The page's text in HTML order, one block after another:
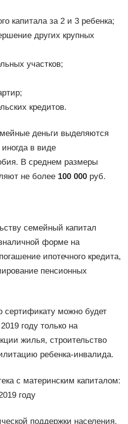
капитала за 2 и 3 ребенка;
других крупных
участков;
кредитов.
деньги выделяются
в виде
В среднем размеры
не более 100 000руб.
семейный капитал
форме на
ипотечного кредита,
пенсионных
сертификату можно будет
году только на
жилья, строительство
ребенка-инвалида.
с материнским капиталом:
году
поддержки населения.